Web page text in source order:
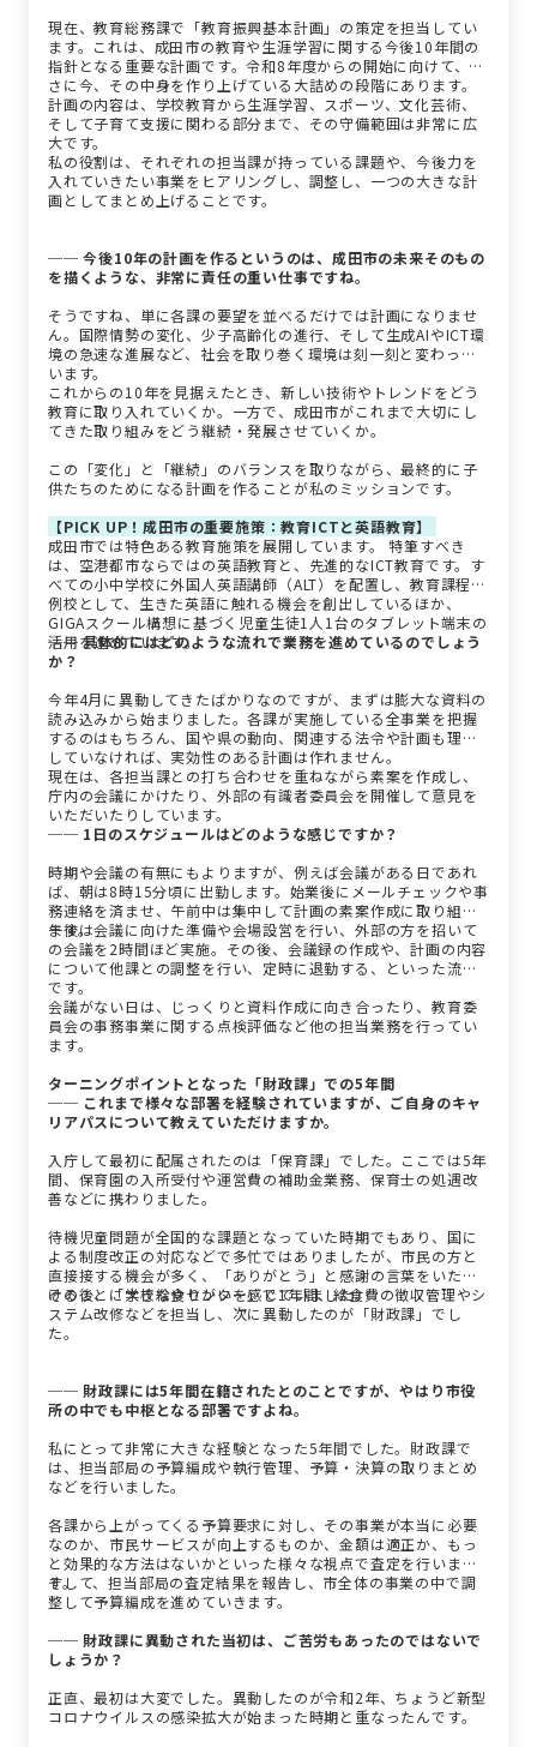
現在、教育総務課で「教育振興基本計画」の策定を担当してい
ます。これは、成田市の教育や生涯学習に関する今後10年間の
指針となる重要な計画です。令和8年度からの開始に向けて、ま
さに今、その中身を作り上げている大詰めの段階にあります。
計画の内容は、学校教育から生涯学習、スポーツ、文化芸術、
そして子育て支援に関わる部分まで、その守備範囲は非常に広
大です。
私の役割は、それぞれの担当課が持っている課題や、今後力を
入れていきたい事業をヒアリングし、調整し、一つの大きな計
画としてまとめ上げることです。
── 今後10年の計画を作るというのは、成田市の未来そのもの
を描くような、非常に責任の重い仕事ですね。
そうですね、単に各課の要望を並べるだけでは計画になりませ
ん。国際情勢の変化、少子高齢化の進行、そして生成AIやICT環
境の急速な進展など、社会を取り巻く環境は刻一刻と変わって
います。
これからの10年を見据えたとき、新しい技術やトレンドをどう
教育に取り入れていくか。一方で、成田市がこれまで大切にし
てきた取り組みをどう継続・発展させていくか。
この「変化」と「継続」のバランスを取りながら、最終的に子
供たちのためになる計画を作ることが私のミッションです。
【PICK UP！成田市の重要施策：教育ICTと英語教育】
成田市では特色ある教育施策を展開しています。 特筆すべき
は、空港都市ならではの英語教育と、先進的なICT教育です。す
べての小中学校に外国人英語講師（ALT）を配置し、教育課程特
例校として、生きた英語に触れる機会を創出しているほか、
GIGAスクール構想に基づく児童生徒1人1台のタブレット端末の
活用を進めています。
── 具体的にはどのような流れで業務を進めているのでしょう
か？
今年4月に異動してきたばかりなのですが、まずは膨大な資料の
読み込みから始まりました。各課が実施している全事業を把握
するのはもちろん、国や県の動向、関連する法令や計画も理解
していなければ、実効性のある計画は作れません。
現在は、各担当課との打ち合わせを重ねながら素案を作成し、
庁内の会議にかけたり、外部の有識者委員会を開催して意見を
いただいたりしています。
── 1日のスケジュールはどのような感じですか？
時期や会議の有無にもよりますが、例えば会議がある日であれ
ば、朝は8時15分頃に出勤します。始業後にメールチェックや事
務連絡を済ませ、午前中は集中して計画の素案作成に取り組み
ます。
午後は会議に向けた準備や会場設営を行い、外部の方を招いて
の会議を2時間ほど実施。その後、会議録の作成や、計画の内容
について他課との調整を行い、定時に退勤する、といった流れ
です。
会議がない日は、じっくりと資料作成に向き合ったり、教育委
員会の事務事業に関する点検評価など他の担当業務を行ってい
ます。
ターニングポイントとなった「財政課」での5年間
── これまで様々な部署を経験されていますが、ご自身のキャ
リアパスについて教えていただけますか。
入庁して最初に配属されたのは「保育課」でした。ここでは5年
間、保育園の入所受付や運営費の補助金業務、保育士の処遇改
善などに携わりました。
待機児童問題が全国的な課題となっていた時期でもあり、国に
よる制度改正の対応などで多忙ではありましたが、市民の方と
直接接する機会が多く、「ありがとう」と感謝の言葉をいただ
けることに大きなやりがいを感じていました。
その後、「学校給食センター」で1年間、給食費の徴収管理やシ
ステム改修などを担当し、次に異動したのが「財政課」でし
た。
── 財政課には5年間在籍されたとのことですが、やはり市役
所の中でも中枢となる部署ですよね。
私にとって非常に大きな経験となった5年間でした。財政課で
は、担当部局の予算編成や執行管理、予算・決算の取りまとめ
などを行いました。
各課から上がってくる予算要求に対し、その事業が本当に必要
なのか、市民サービスが向上するものか、金額は適正か、もっ
と効果的な方法はないかといった様々な視点で査定を行いま
す。
そして、担当部局の査定結果を報告し、市全体の事業の中で調
整して予算編成を進めていきます。
── 財政課に異動された当初は、ご苦労もあったのではないで
しょうか？
正直、最初は大変でした。異動したのが令和2年、ちょうど新型
コロナウイルスの感染拡大が始まった時期と重なったんです。